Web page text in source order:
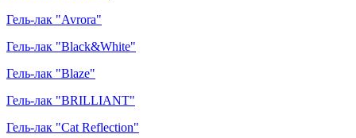
Гель-лак "Avrora"
Гель-лак "Black&White"
Гель-лак "Blaze"
Гель-лак "BRILLIANT"
Гель-лак "Cat Reflection"